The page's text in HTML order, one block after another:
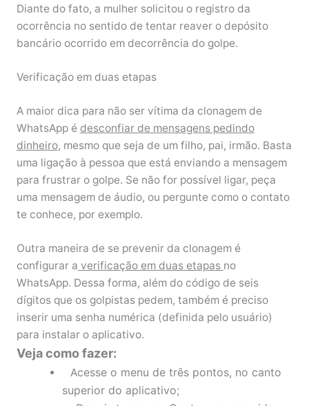
Diante do fato, a mulher solicitou o registro da
ocorrência no sentido de tentar reaver o depósito
bancário ocorrido em decorrência do golpe.
Verificação em duas etapas
A maior dica para não ser vítima da clonagem de
WhatsApp é desconfiar de mensagens pedindo
dinheiro, mesmo que seja de um filho, pai, irmão. Basta
uma ligação à pessoa que está enviando a mensagem
para frustrar o golpe. Se não for possível ligar, peça
uma mensagem de áudio, ou pergunte como o contato
te conhece, por exemplo.
Outra maneira de se prevenir da clonagem é
configurar a verificação em duas etapas no
WhatsApp. Dessa forma, além do código de seis
dígitos que os golpistas pedem, também é preciso
inserir uma senha numérica (definida pelo usuário)
para instalar o aplicativo.
Veja como fazer:
Acesse o menu de três pontos, no canto
superior do aplicativo;